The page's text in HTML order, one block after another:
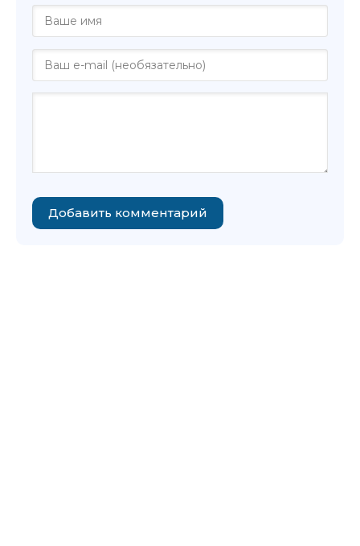
Добавить комментарий